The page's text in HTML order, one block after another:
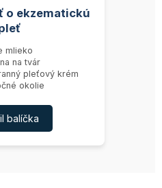
o ekzematickú
mlieko
na tvár
pleťový krém
okolie
balíčka